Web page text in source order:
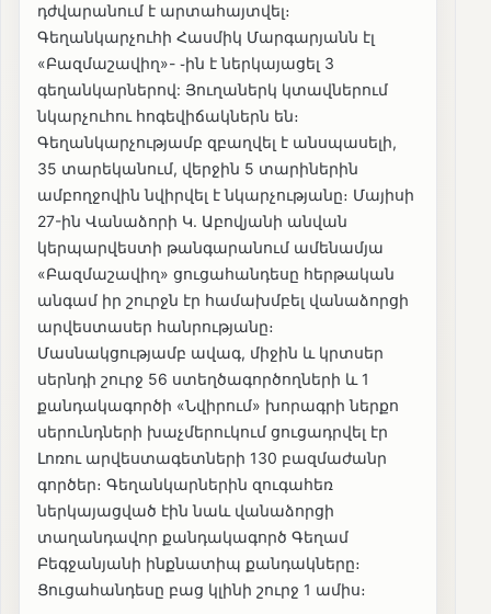
դժվարանում է արտահայտվել։
Գեղանկարչուհի Հասմիկ Մարգարյանն էլ
«Բազմաշավիղ»- ֊ին է ներկայացել 3
գեղանկարներով: Յուղաներկ կտավներում
նկարչուհու հոգեվիճակներն են։
Գեղանկարչությամբ զբաղվել է անսպասելի,
35 տարեկանում, վերջին 5 տարիներին
ամբողջովին նվիրվել է նկարչությանը։ Մայիսի
27-ին Վանաձորի Կ. Աբովյանի անվան
կերպարվեստի թանգարանում ամենամյա
«Բազմաշավիղ» ցուցահանդեսը հերթական
անգամ իր շուրջն էր համախմբել վանաձորցի
արվեստասեր հանրությանը։
Մասնակցությամբ ավագ, միջին և կրտսեր
սերնդի շուրջ 56 ստեղծագործողների և 1
քանդակագործի «Նվիրում» խորագրի ներքո
սերունդների խաչմերուկում ցուցադրվել էր
Լոռու արվեստագետների 130 բազմաժանր
գործեր։ Գեղանկարներին զուգահեռ
ներկայացված էին նաև վանաձորցի
տաղանդավոր քանդակագործ Գեղամ
Բեգջանյանի ինքնատիպ քանդակները։
Ցուցահանդեսը բաց կլինի շուրջ 1 ամիս։